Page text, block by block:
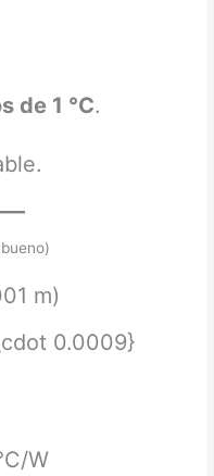
de 1 °C.
m)
0.0009}
W